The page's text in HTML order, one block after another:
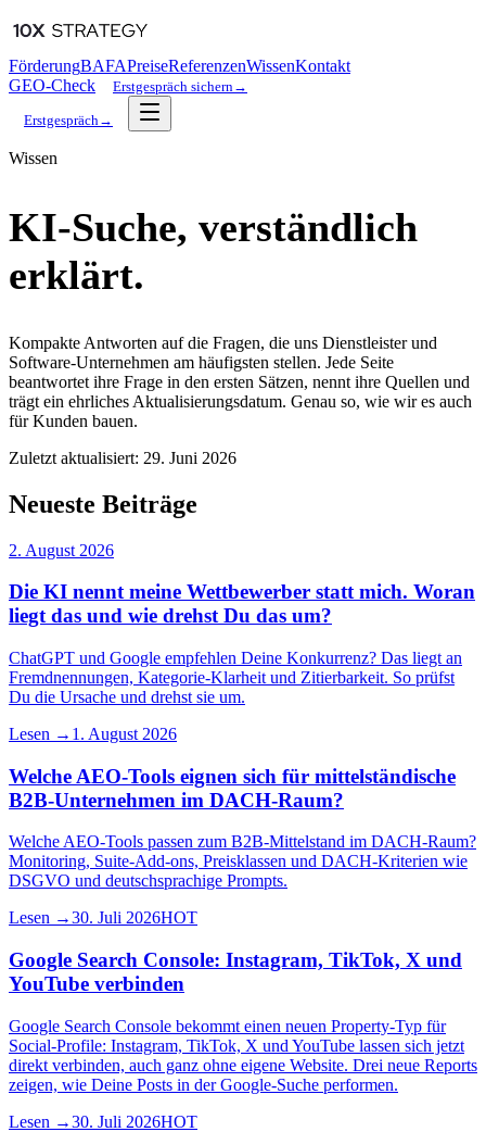
FörderungBAFAPreiseReferenzenWissenKontakt
GEO-Check
Erstgespräch sichern→
Erstgespräch→
Wissen
KI-Suche, verständlich
erklärt.
Kompakte Antworten auf die Fragen, die uns Dienstleister und
Software-Unternehmen am häufigsten stellen. Jede Seite
beantwortet ihre Frage in den ersten Sätzen, nennt ihre Quellen und
trägt ein ehrliches Aktualisierungsdatum. Genau so, wie wir es auch
für Kunden bauen.
Zuletzt aktualisiert: 29. Juni 2026
Neueste Beiträge
2. August 2026
Die KI nennt meine Wettbewerber statt mich. Woran
liegt das und wie drehst Du das um?
ChatGPT und Google empfehlen Deine Konkurrenz? Das liegt an
Fremdnennungen, Kategorie-Klarheit und Zitierbarkeit. So prüfst
Du die Ursache und drehst sie um.
Lesen → 1. August 2026
Welche AEO-Tools eignen sich für mittelständische
B2B-Unternehmen im DACH-Raum?
Welche AEO-Tools passen zum B2B-Mittelstand im DACH-Raum?
Monitoring, Suite-Add-ons, Preisklassen und DACH-Kriterien wie
DSGVO und deutschsprachige Prompts.
Lesen →30. Juli 2026HOT
Google Search Console: Instagram, TikTok, X und
YouTube verbinden
Google Search Console bekommt einen neuen Property-Typ für
Social-Profile: Instagram, TikTok, X und YouTube lassen sich jetzt
direkt verbinden, auch ganz ohne eigene Website. Drei neue Reports
zeigen, wie Deine Posts in der Google-Suche performen.
Lesen →30. Juli 2026HOT